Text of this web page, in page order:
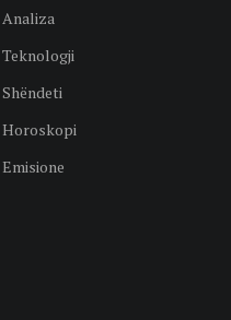
Analiza
Teknologji
Shëndeti
Horoskopi
Emisione